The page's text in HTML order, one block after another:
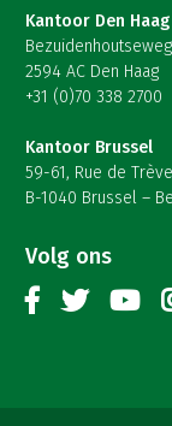
Kantoor Den Haag
2594 AC Den Haag
+31 (0)70 338 2700
Kantoor Brussel
59-61, Rue de
B-1040 Brussel –
Volg ons